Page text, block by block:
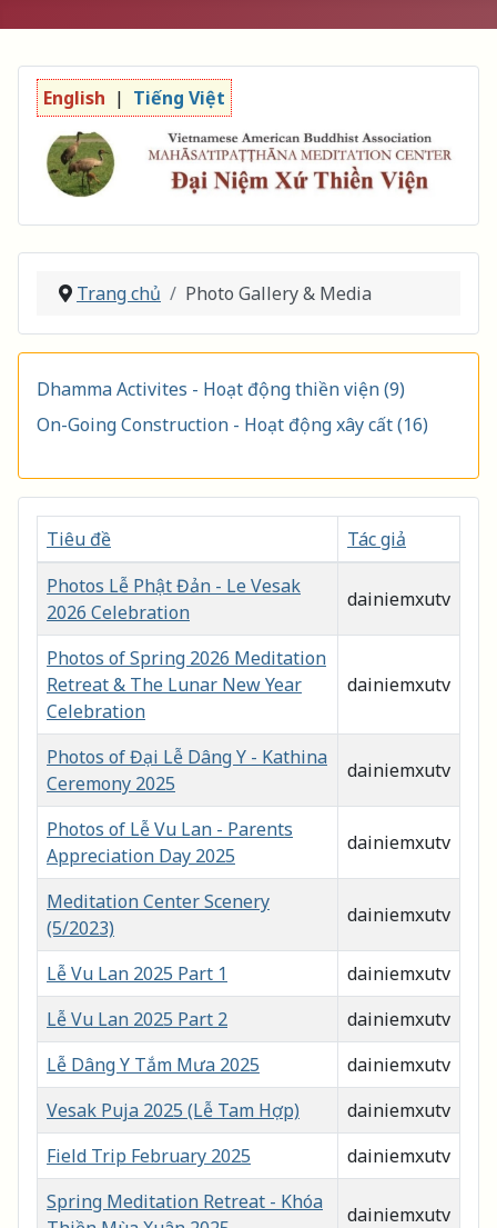
English | Tiếng Việt
Trang chủ Photo Gallery & Media
Dhamma Activites - Hoạt động thiền viện (9)
On-Going Construction - Hoạt động xây cất (16)
Bảng các bài viết
Tiêu đề
Tác giả
Photos Lễ Phật Đản - Le Vesak
2026 Celebration
dainiemxutv
Photos of Spring 2026 Meditation
Retreat & The Lunar New Year
Celebration
dainiemxutv
Photos of Đại Lễ Dâng Y - Kathina
Ceremony 2025
dainiemxutv
Photos of Lễ Vu Lan - Parents
Appreciation Day 2025
dainiemxutv
Meditation Center Scenery
(5/2023)
dainiemxutv
Lễ Vu Lan 2025 Part 1
dainiemxutv
Lễ Vu Lan 2025 Part 2
dainiemxutv
Lễ Dâng Y Tắm Mưa 2025
dainiemxutv
Vesak Puja 2025 (Lễ Tam Hợp)
dainiemxutv
Field Trip February 2025
dainiemxutv
Spring Meditation Retreat - Khóa
dainiemxutv